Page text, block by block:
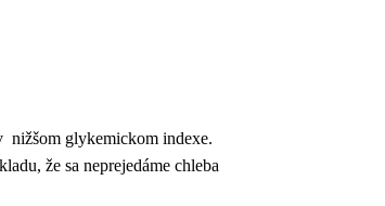
nižšom glykemickom indexe.
že sa neprejedáme chleba